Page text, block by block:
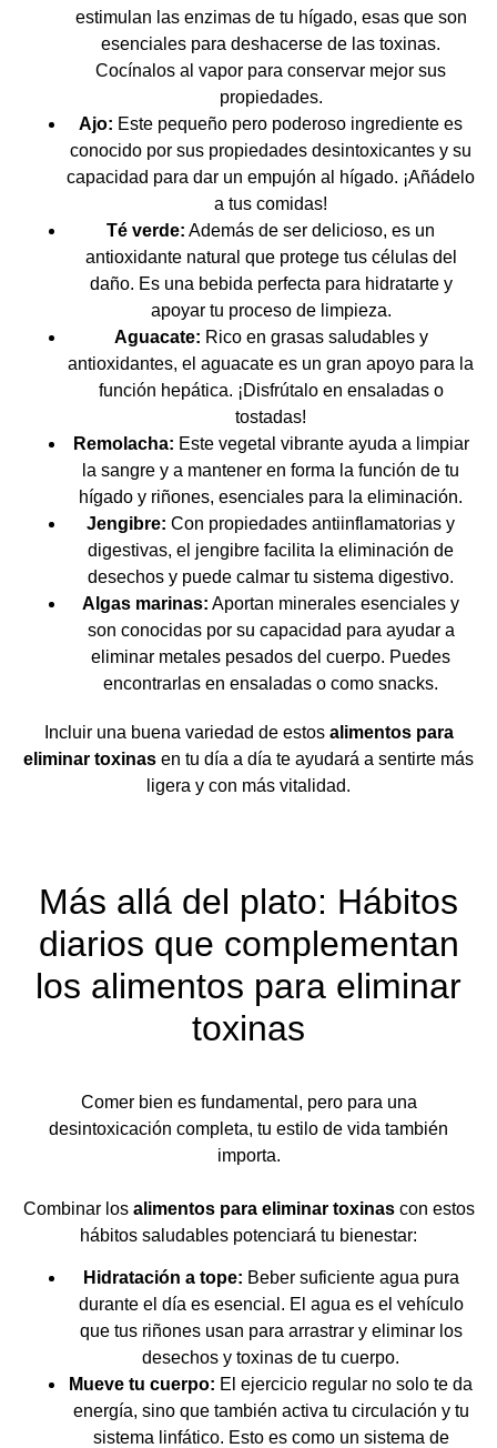
estimulan las enzimas de tu hígado, esas que son
esenciales para deshacerse de las toxinas.
Cocínalos al vapor para conservar mejor sus
propiedades.
Ajo: Este pequeño pero poderoso ingrediente es
conocido por sus propiedades desintoxicantes y su
capacidad para dar un empujón al hígado. ¡Añádelo
a tus comidas!
Té verde: Además de ser delicioso, es un
antioxidante natural que protege tus células del
daño. Es una bebida perfecta para hidratarte y
apoyar tu proceso de limpieza.
Aguacate: Rico en grasas saludables y
antioxidantes, el aguacate es un gran apoyo para la
función hepática. ¡Disfrútalo en ensaladas o
tostadas!
Remolacha: Este vegetal vibrante ayuda a limpiar
la sangre y a mantener en forma la función de tu
hígado y riñones, esenciales para la eliminación.
Jengibre: Con propiedades antiinflamatorias y
digestivas, el jengibre facilita la eliminación de
desechos y puede calmar tu sistema digestivo.
Algas marinas: Aportan minerales esenciales y
son conocidas por su capacidad para ayudar a
eliminar metales pesados del cuerpo. Puedes
encontrarlas en ensaladas o como snacks.
Incluir una buena variedad de estos alimentos para
eliminar toxinas en tu día a día te ayudará a sentirte más
ligera y con más vitalidad.
Más allá del plato: Hábitos
diarios que complementan
los alimentos para eliminar
toxinas
Comer bien es fundamental, pero para una
desintoxicación completa, tu estilo de vida también
importa.
Combinar los alimentos para eliminar toxinascon estos
hábitos saludables potenciará tu bienestar:
Hidratación a tope: Beber suficiente agua pura
durante el día es esencial. El agua es el vehículo
que tus riñones usan para arrastrar y eliminar los
desechos y toxinas de tu cuerpo.
Mueve tu cuerpo: El ejercicio regular no solo te da
energía, sino que también activa tu circulación y tu
sistema linfático. Esto es como un sistema de